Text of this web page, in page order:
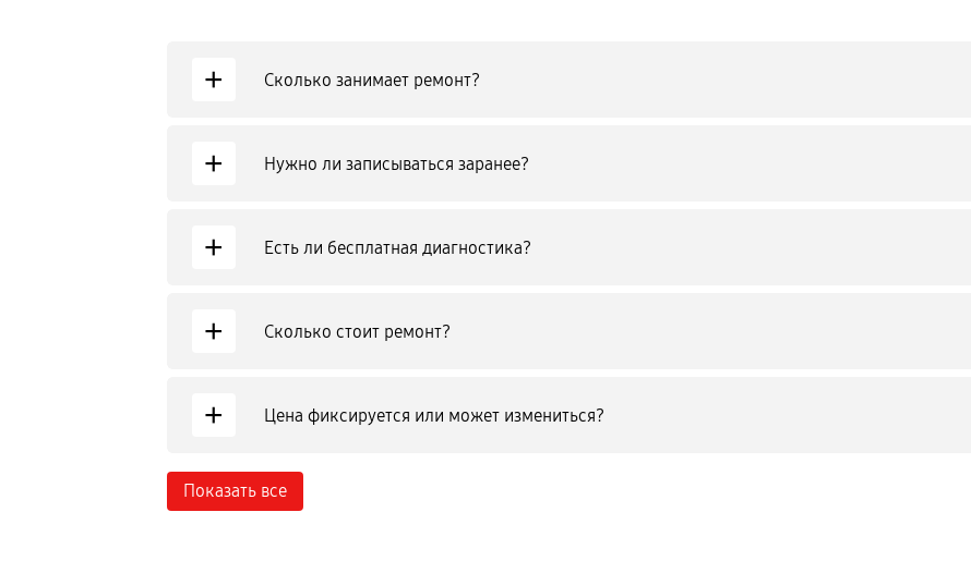
+ Сколько занимает ремонт?
+ Нужно ли записываться заранее?
+ Есть ли бесплатная диагностика?
+ Сколько стоит ремонт?
+ Цена фиксируется или может измениться?
Показать все